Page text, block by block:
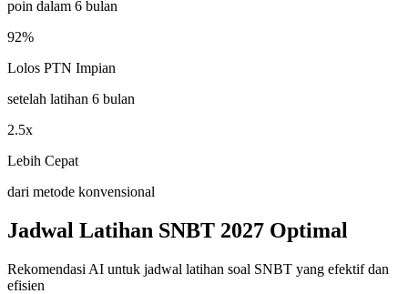
poin dalam 6 bulan
92%
Lolos PTN Impian
setelah latihan 6 bulan
2.5x
Lebih Cepat
dari metode konvensional
Jadwal Latihan SNBT 2027 Optimal
Rekomendasi AI untuk jadwal latihan soal SNBT yang efektif dan
efisien